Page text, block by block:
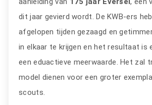
dit jaar gevierd wordt. De KWB-ers
afgelopen tijden gezaagd en
in elkaar te krijgen en het resultaat is
een eduactieve meerwaarde. Het zal
model dienen voor een groter
scouts.